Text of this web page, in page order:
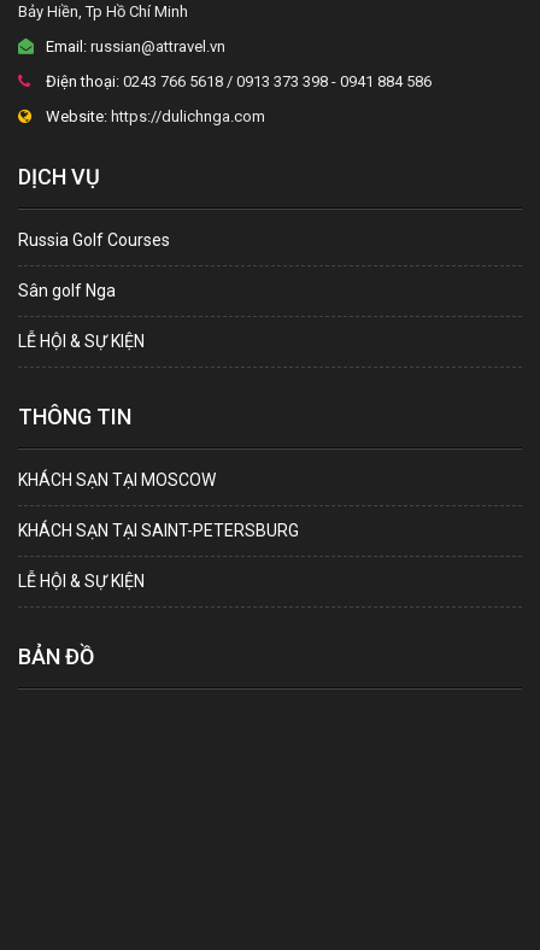
Bảy Hiền, Tp Hồ Chí Minh
Email: russian@attravel.vn
Điện thoại: 0243 766 5618 / 0913 373 398 - 0941 884 586
Website: https://dulichnga.com
DỊCH VỤ
Russia Golf Courses
Sân golf Nga
LỄ HỘI & SỰ KIỆN
THÔNG TIN
KHÁCH SẠN TẠI MOSCOW
KHÁCH SẠN TẠI SAINT-PETERSBURG
LỄ HỘI & SỰ KIỆN
BẢN ĐỒ